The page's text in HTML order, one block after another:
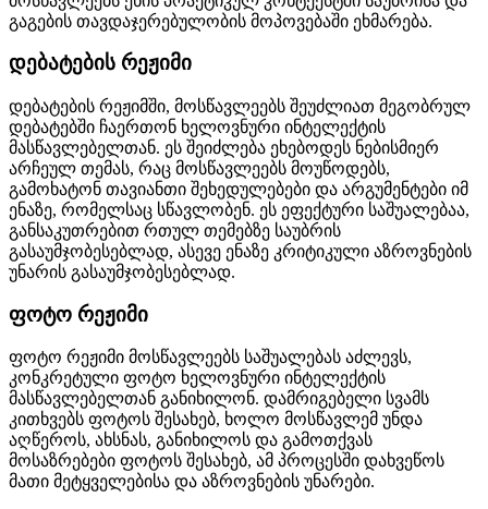
გაგების თავდაჯერებულობის მოპოვებაში ეხმარება.
დებატების რეჟიმი
დებატების რეჟიმში, მოსწავლეებს შეუძლიათ მეგობრულ
დებატებში ჩაერთონ ხელოვნური ინტელექტის
მასწავლებელთან. ეს შეიძლება ეხებოდეს ნებისმიერ
არჩეულ თემას, რაც მოსწავლეებს მოუწოდებს,
გამოხატონ თავიანთი შეხედულებები და არგუმენტები იმ
ენაზე, რომელსაც სწავლობენ. ეს ეფექტური საშუალებაა,
განსაკუთრებით რთულ თემებზე საუბრის
გასაუმჯობესებლად, ასევე ენაზე კრიტიკული აზროვნების
უნარის გასაუმჯობესებლად.
ფოტო რეჟიმი
ფოტო რეჟიმი მოსწავლეებს საშუალებას აძლევს,
კონკრეტული ფოტო ხელოვნური ინტელექტის
მასწავლებელთან განიხილონ. დამრიგებელი სვამს
კითხვებს ფოტოს შესახებ, ხოლო მოსწავლემ უნდა
აღწეროს, ახსნას, განიხილოს და გამოთქვას
მოსაზრებები ფოტოს შესახებ, ამ პროცესში დახვეწოს
მათი მეტყველებისა და აზროვნების უნარები.